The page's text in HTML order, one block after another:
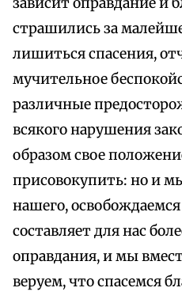
страшились за
лишиться спасения,
мучительное
различные
всякого нарушения
образом свое
присовокупить: но и
нашего, освобождаемся
составляет для нас
оправдания, и мы
веруем, что спасемся